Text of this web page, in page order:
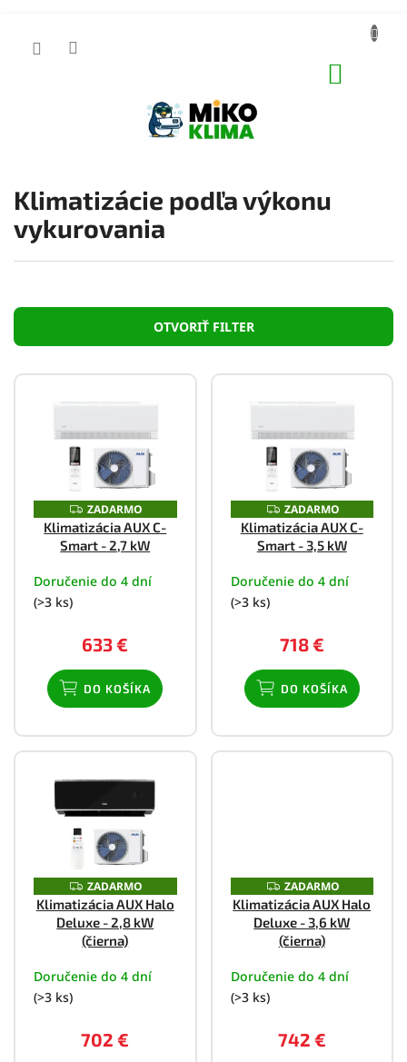
Klimatizácie podľa výkonu
vykurovania
OTVORIŤ FILTER
V
Z
A
D
A
O
ZADARMO
Klimatizácia AUX C-
Smart - 2,7 kW
Doručenie do 4 dní
(>3 ks)
633 €
DO KOŠÍKA
Z
A
D
A
O
ZADARMO
Klimatizácia AUX C-
Smart - 3,5 kW
Doručenie do 4 dní
(>3 ks)
718 €
DO KOŠÍKA
Z
A
D
A
R
M
ZADARMO
Klimatizácia AUX Halo
Deluxe - 2,8 kW
(čierna)
Doručenie do 4 dní
(>3 ks)
702 €
Z
A
D
A
R
M
ZADARMO
Klimatizácia AUX Halo
Deluxe - 3,6 kW
(čierna)
Doručenie do 4 dní
(>3 ks)
742 €